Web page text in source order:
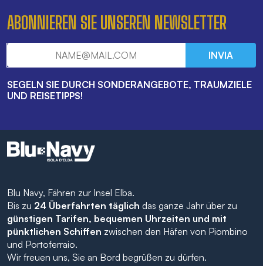
ABONNIEREN SIE UNSEREN NEWSLETTER
INVIA
SEGELN SIE DURCH SONDERANGEBOTE, TRAUMZIELE
UND REISETIPPS!
Blu Navy, Fähren zur Insel Elba.
Bis zu 24 Überfahrten täglich das ganze Jahr über zu
günstigen Tarifen, bequemen Uhrzeiten und mit
pünktlichen Schiffen zwischen den Häfen von Piombino
und Portoferraio.
Wir freuen uns, Sie an Bord begrüßen zu dürfen.